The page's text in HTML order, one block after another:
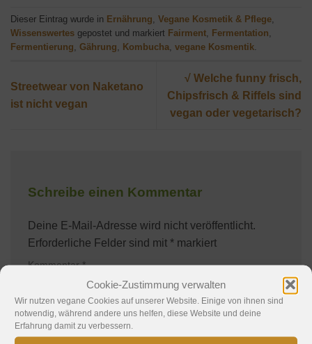
Cookie-Zustimmung verwalten
Wir nutzen vegane Cookies auf unserer Website. Einige von ihnen sind
notwendig, während andere uns helfen, diese Website und deine
Erfahrung damit zu verbessern.
Dieser Eintrag wurde in Ernährung Vegane Kosmetik & Pflege
Wissenswertes gepostet und markiert Fairment Fermentation
Fermentierung Gährung Kombucha vegane Kosmentik
Streetwear von Naketano
ist nicht vegan
√ Welche funny frisch,
Chipsfrisch & Riffels sind
vegan oder vegetarisch?
Schreibe einen Kommentar
Deine E-Mail-Adresse wird nicht veröffentlicht.
Erforderliche Felder sind mit * markiert
Kommentar*